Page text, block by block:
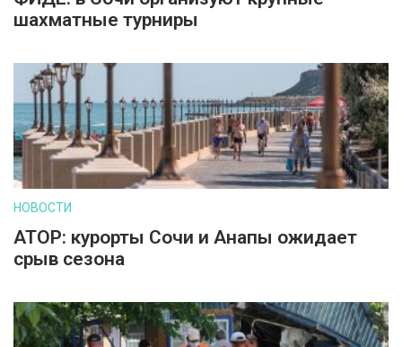
шахматные турниры
НОВОСТИ
АТОР: курорты Сочи и Анапы ожидает
срыв сезона